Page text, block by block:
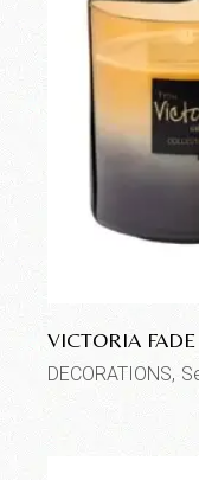
VICTORIA
DECORATIONS